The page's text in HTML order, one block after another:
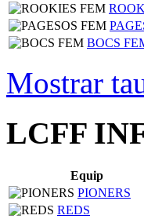
BOCS
Mostrar
LCFF
Equip
PIONERS
REDS